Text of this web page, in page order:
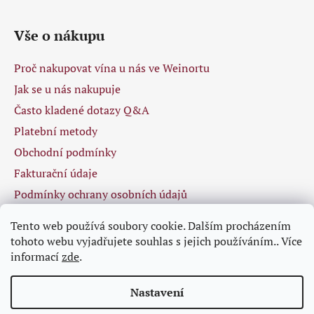
Tento web používá soubory cookie. Dalším procházením
tohoto webu vyjadřujete souhlas s jejich používáním.. Více
informacízde.
Nastavení
Vše o nákupu
Proč nakupovat vína u nás ve Weinortu
Jak se u nás nakupuje
Často kladené dotazy Q&A
Platební metody
Obchodní podmínky
Fakturační údaje
Podmínky ochrany osobních údajů
Facebook